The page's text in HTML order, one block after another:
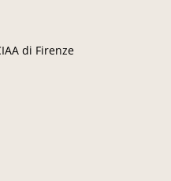
di Firenze